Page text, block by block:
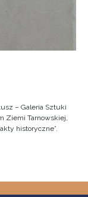
– Galeria Sztuki
Ziemi Tarnowskiej,
historyczne”.